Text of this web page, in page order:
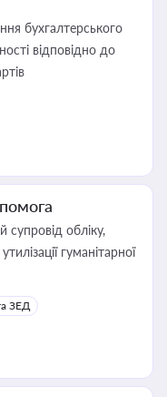
бухгалтерського
відповідно до
супровід обліку,
гуманітарної
ЗЕД